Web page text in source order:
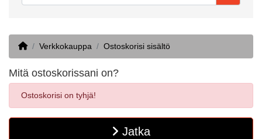
HomeVerkkokauppa Ostoskorisi sisältö
Mitä ostoskorissani on?
Ostoskorisi on tyhjä!
Jatka